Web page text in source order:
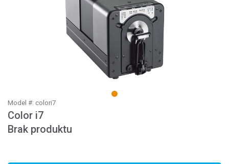
1
Model #: colori7
Color i7
Brak produktu